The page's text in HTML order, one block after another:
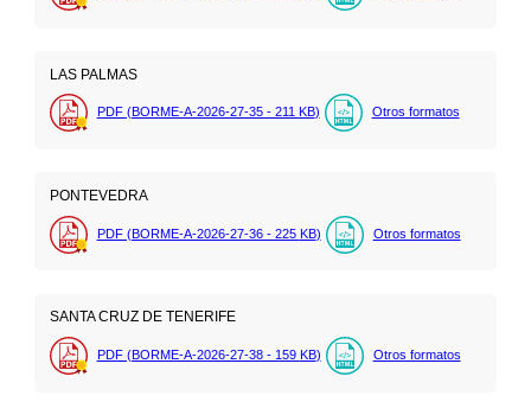
LAS PALMAS
PDF (BORME-A-2026-27-35 - 211 KB) Otros formatos
PONTEVEDRA
PDF (BORME-A-2026-27-36 - 225 KB) Otros formatos
SANTA CRUZ DE TENERIFE
PDF (BORME-A-2026-27-38 - 159 KB) Otros formatos